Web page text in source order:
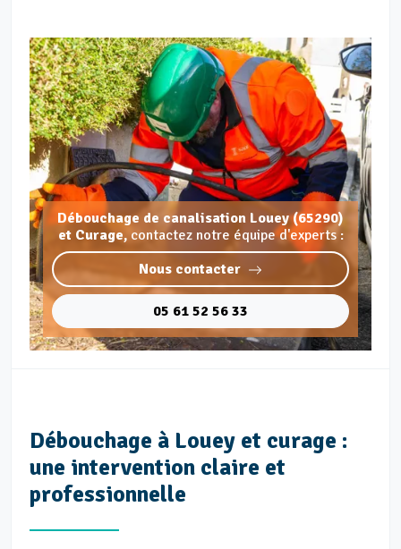
Débouchage de canalisation Louey (65290)
et Curage, contactez notre équipe d'experts :
Nous contacter
05 61 52 56 33
Débouchage à Louey et curage :
une intervention claire et
professionnelle